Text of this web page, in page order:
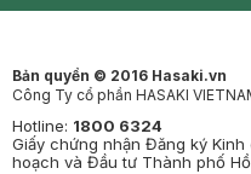
Bản quyền © 2016 Hasaki.vn
Công Ty cổ phần HASAKI
Hotline: 1800 6324
Giấy chứng nhận Đăng ký Kinh
hoạch và Đầu tư Thành phố